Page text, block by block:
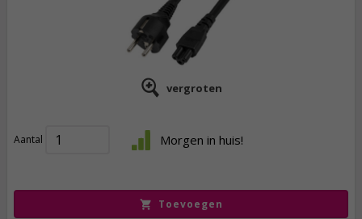
vergroten
Aantal Morgen in huis!
Toevoegen